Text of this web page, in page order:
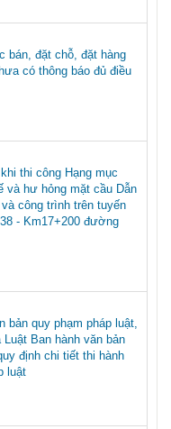
bán, đặt chỗ, đặt hàng
có thông báo đủ điều
thi công Hạng mục
và hư hỏng mặt cầu Dẫn
công trình trên tuyến
- Km17+200 đường
bản quy phạm pháp luật,
Ban hành văn bản
định chi tiết thi hành
luật